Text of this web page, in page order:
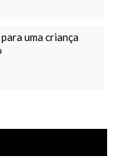
uma criança